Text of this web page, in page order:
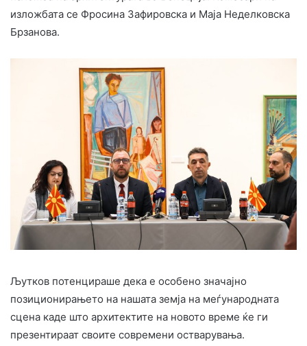
изложбата се Фросина Зафировска и Маја Неделковска
Брзанова.
Љутков потенцираше дека е особено значајно
позиционирањето на нашата земја на меѓународната
сцена каде што архитектите на новото време ќе ги
презентираат своите современи остварувања.